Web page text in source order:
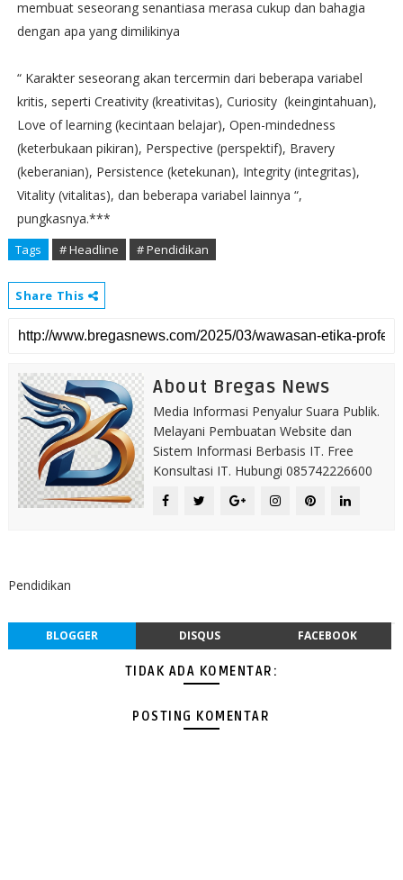
membuat seseorang senantiasa merasa cukup dan bahagia
dengan apa yang dimilikinya
“ Karakter seseorang akan tercermin dari beberapa variabel
kritis, seperti Creativity (kreativitas), Curiosity (keingintahuan),
Love of learning (kecintaan belajar), Open-mindedness
(keterbukaan pikiran), Perspective (perspektif), Bravery
(keberanian), Persistence (ketekunan), Integrity (integritas),
Vitality (vitalitas), dan beberapa variabel lainnya “,
pungkasnya.***
Tags # Headline # Pendidikan
Share This
About Bregas News
Media Informasi Penyalur Suara Publik.
Melayani Pembuatan Website dan
Sistem Informasi Berbasis IT. Free
Konsultasi IT. Hubungi 085742226600
Pendidikan
BLOGGER DISQUS FACEBOOK
TIDAK ADA KOMENTAR:
POSTING KOMENTAR